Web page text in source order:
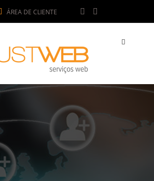
ÁREA DE CLIENTE